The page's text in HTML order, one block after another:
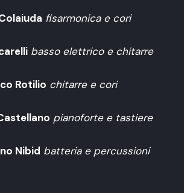
fisarmonica e cori
basso elettrico e chitarre
Rotilio chitarre e cori
pianoforte e tastiere
Nibid batteria e percussioni